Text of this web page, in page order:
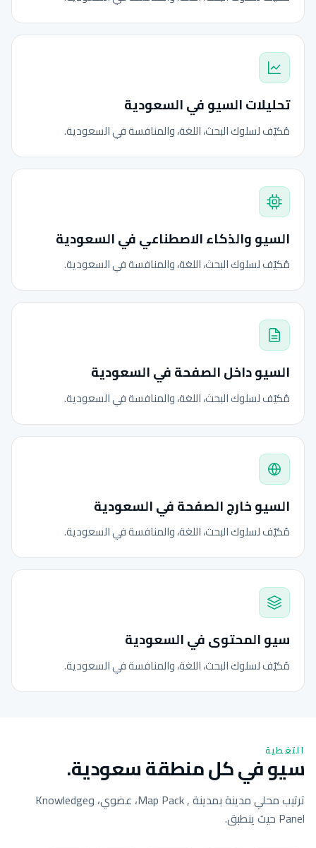
تحليلات السيو في السعودية
مُكيّف لسلوك البحث، اللغة، والمنافسة في السعودية.
السيو والذكاء الاصطناعي في السعودية
مُكيّف لسلوك البحث، اللغة، والمنافسة في السعودية.
السيو داخل الصفحة في السعودية
مُكيّف لسلوك البحث، اللغة، والمنافسة في السعودية.
السيو خارج الصفحة في السعودية
مُكيّف لسلوك البحث، اللغة، والمنافسة في السعودية.
سيو المحتوى في السعودية
مُكيّف لسلوك البحث، اللغة، والمنافسة في السعودية.
التغطية
سيو في كل منطقة سعودية.
ترتيب محلي مدينة بمدينة , Map Pack، عضوي، وKnowledge
Panel حيث ينطبق.